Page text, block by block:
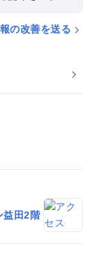
の改善を送る
益田2階